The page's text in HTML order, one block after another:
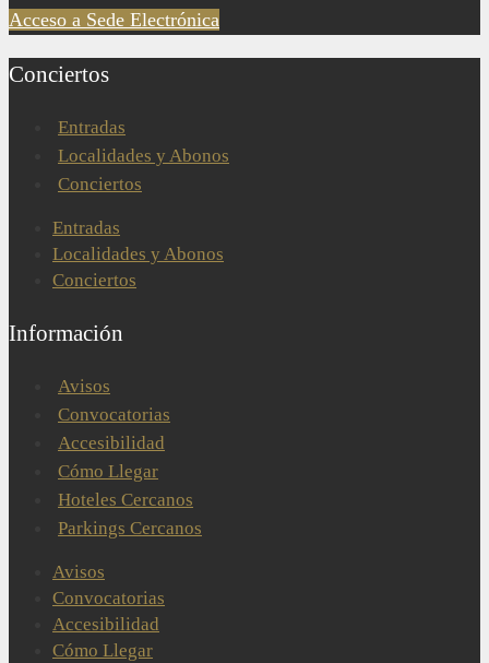
Acceso a Sede Electrónica
Conciertos
Entradas
Localidades y Abonos
Conciertos
Entradas
Localidades y Abonos
Conciertos
Información
Avisos
Convocatorias
Accesibilidad
Cómo Llegar
Hoteles Cercanos
Parkings Cercanos
Avisos
Convocatorias
Accesibilidad
Cómo Llegar